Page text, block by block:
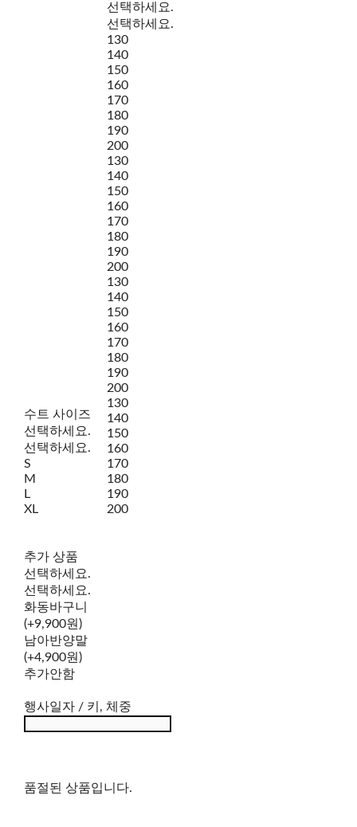
수트 사이즈
선택하세요.
선택하세요.
S
M
L
XL
선택하세요.
선택하세요.
130
140
150
160
170
180
190
200
130
140
150
160
170
180
190
200
130
140
150
160
170
180
190
200
130
140
150
160
170
180
190
200
추가 상품
선택하세요.
선택하세요.
화동바구니
(+9,900원)
남아반양말
(+4,900원)
추가안함
행사일자 / 키, 체중
품절된 상품입니다.